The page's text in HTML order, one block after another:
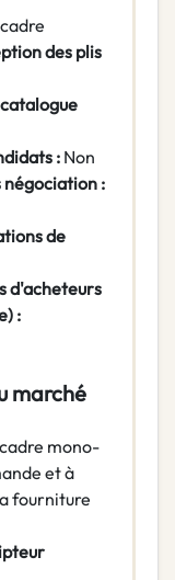
des plis
: Non
négociation :
de
d'acheteurs
:
marché
mono-
et à
fourniture